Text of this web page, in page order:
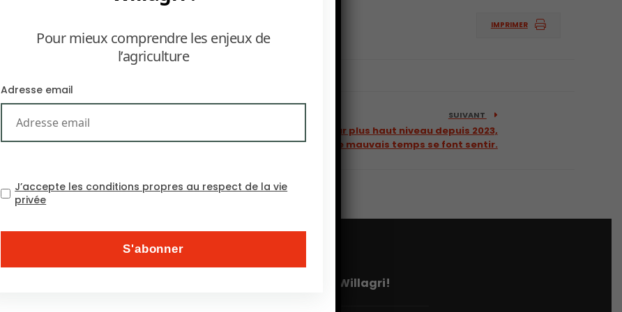
IMPRIMER
SUIVANT
Les prix des récoltes ont atteint leur plus haut niveau depuis 2023,
alors que la guerre et le mauvais temps se font sentir.
Abonnez-vous à la newsletter Willagri!
Pour mieux comprendre les enjeux de
l’agriculture
Adresse email
J’accepte les conditions propres au respect de la vie
privée